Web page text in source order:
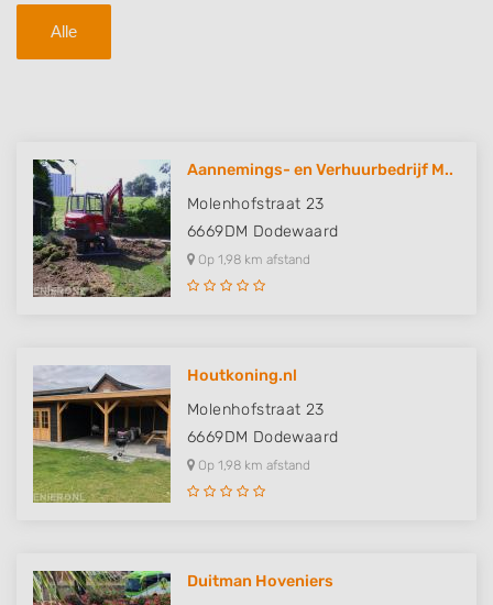
Alle
Aannemings- en Verhuurbedrijf M..
Molenhofstraat 23
6669DM Dodewaard
Op 1,98 km afstand
Houtkoning.nl
Molenhofstraat 23
6669DM Dodewaard
Op 1,98 km afstand
Duitman Hoveniers